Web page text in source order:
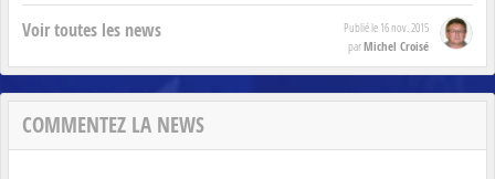
Voir toutes les news Publié le 16 nov. 2015
parMichel Croisé
COMMENTEZ LA NEWS